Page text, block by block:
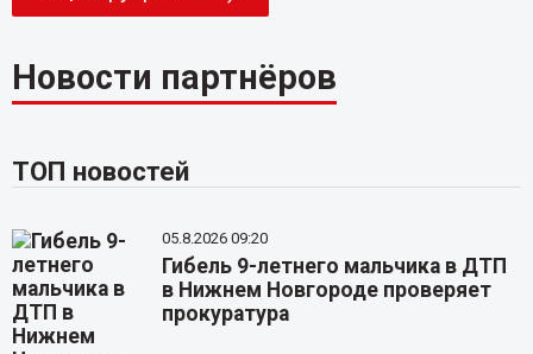
Новости партнёров
ТОП новостей
05.8.2026 09:20
Гибель 9-летнего мальчика в ДТП
в Нижнем Новгороде проверяет
прокуратура